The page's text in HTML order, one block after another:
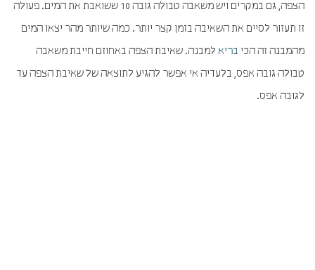
הצפה, גם במקרים ויש משאבה טבולה גובה 10 ששואבת את המים. פעולה
זו תעזור לסיים את השאיבה בזמן קצר יותר. כמה שיותר מהר יצאו המים
מהמבנה זה הכי בריא למבנה. שאיבת הצפה באחוזם חייבת משאבה
טבולה גובה אפס, בלעדיה אי אפשר להגיע לתוצאה של שאיבת הצפה עד
לגובה אפס.